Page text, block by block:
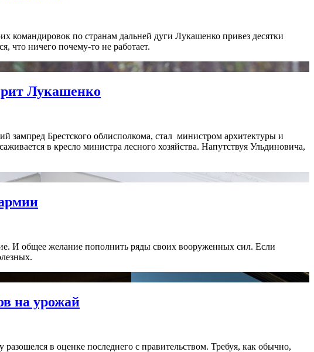
командировок по странам дальней дуги Лукашенко привез десятки
что ничего почему-то не работает.
Лукашенко
Брестского облисполкома, стал министром архитектуры и
в кресло министра лесного хозяйства. Напутствуя Ульдиновича,
И общее желание пополнить ряды своих вооруженных сил. Если
на урожай
в оценке последнего с правительством. Требуя, как обычно,